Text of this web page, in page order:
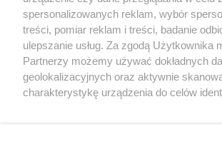
ścigane prawnie.
spersonalizowanych reklam, wybór
treści, pomiar reklam i treści, badanie
ulepszanie usług. Za zgodą Użytkownika
Partnerzy możemy używać dokładnych
geolokalizacyjnych oraz aktywnie
charakterystykę urządzenia do celów